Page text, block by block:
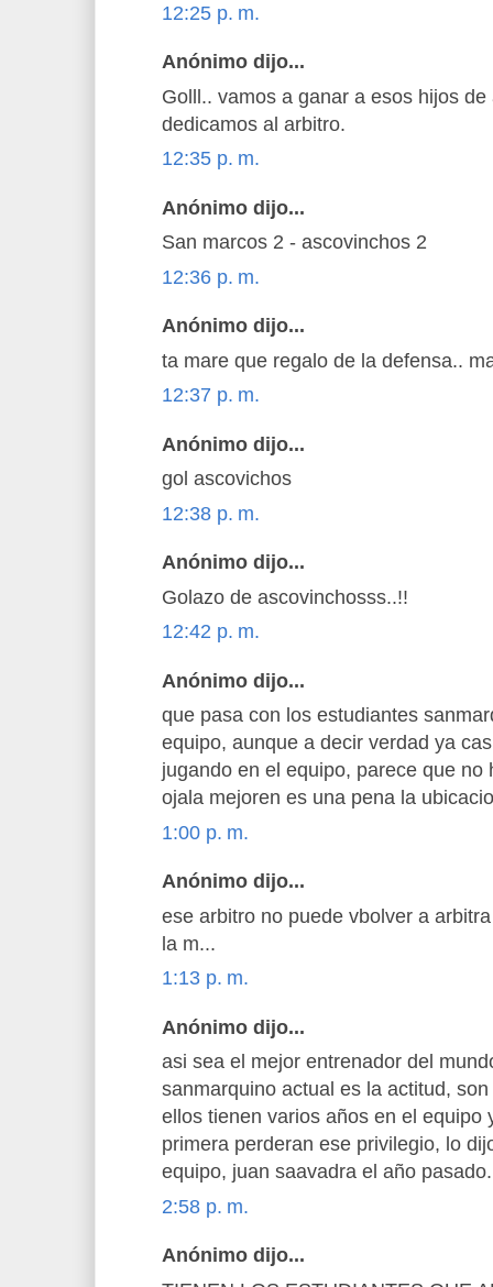
12:25 p. m.
Anónimo dijo...
Golll.. vamos a ganar a esos hijos
dedicamos al arbitro.
12:35 p. m.
Anónimo dijo...
San marcos 2 - ascovinchos 2
12:36 p. m.
Anónimo dijo...
ta mare que regalo de la defensa..
12:37 p. m.
Anónimo dijo...
gol ascovichos
12:38 p. m.
Anónimo dijo...
Golazo de ascovinchosss..!!
12:42 p. m.
Anónimo dijo...
que pasa con los estudiantes
equipo, aunque a decir verdad ya
jugando en el equipo, parece que no
ojala mejoren es una pena la
1:00 p. m.
Anónimo dijo...
ese arbitro no puede vbolver a
la m...
1:13 p. m.
Anónimo dijo...
asi sea el mejor entrenador del
sanmarquino actual es la actitud,
ellos tienen varios años en el equipo
primera perderan ese privilegio, lo
equipo, juan saavadra el año pasado.
2:58 p. m.
Anónimo dijo...